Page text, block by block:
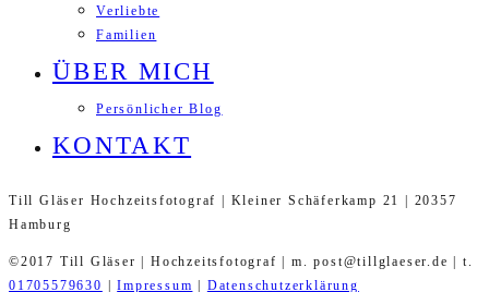
Verliebte
Familien
ÜBER MICH
Persönlicher Blog
KONTAKT
Till Gläser Hochzeitsfotograf | Kleiner Schäferkamp 21 | 20357
Hamburg
©2017 Till Gläser | Hochzeitsfotograf | m. post@tillglaeser.de | t.
01705579630
|Impressum Datenschutzerklärung